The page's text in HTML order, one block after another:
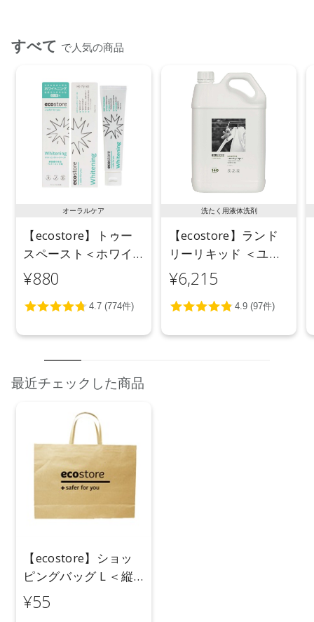
すべて で人気の商品
オーラルケア
【ecostore】トゥー
スペースト＜ホワイ
トニング＞ 100g
¥880
洗たく用液体洗剤
【ecostore】ランド
リーリキッド ＜ユー
カリ＞ 5L
¥6,215
最近チェックした商品
【ecostore】ショッ
ピングバッグ L ＜縦
30cm×横42cm×マチ
11cm＞
¥55